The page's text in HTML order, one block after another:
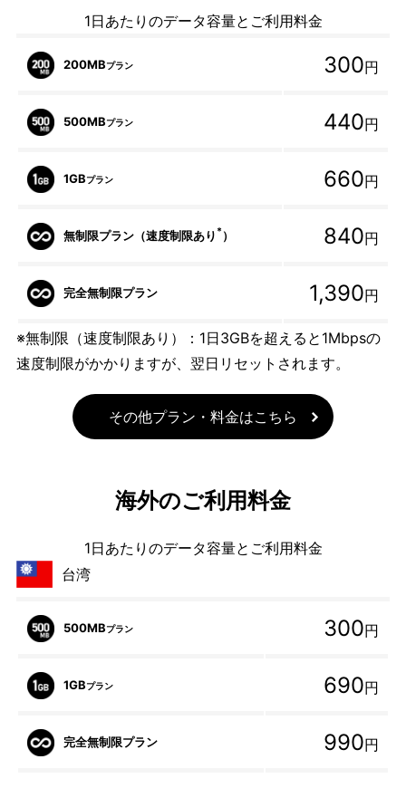
1日あたりのデータ容量とご利用料金
200MBプラン 300円
500MBプラン 440円
1GBプラン 660円
無制限プラン（速度制限あり * ） 840円
完全無制限プラン 1,390円
※無制限（速度制限あり）：1日3GBを超えると1Mbpsの
速度制限がかかりますが、翌日リセットされます。
その他プラン・料金はこちら
海外のご利用料金
1日あたりのデータ容量とご利用料金
台湾
500MBプラン 300円
1GBプラン 690円
完全無制限プラン 990円